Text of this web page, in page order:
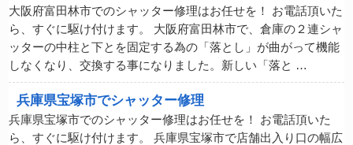
大阪府富田林市でのシャッター修理はお任せを！ お電話頂いた
ら、すぐに駆け付けます。 大阪府富田林市で、倉庫の２連シャ
ッターの中柱と下とを固定する為の「落とし」が曲がって機能
しなくなり、交換する事になりました。新しい「落と …
兵庫県宝塚市でシャッター修理
兵庫県宝塚市でのシャッター修理はお任せを！ お電話頂いた
ら、すぐに駆け付けます。 兵庫県宝塚市で店舗出入り口の幅広